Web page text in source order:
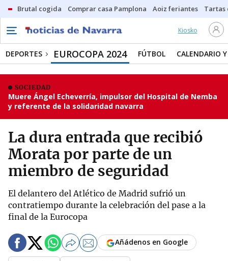
Brutal cogida Comprar casa Pamplona Aoiz feriantes Tartas
Kiosko
DEPORTES EUROCOPA 2024 FÚTBOL CALENDARIO
SOCIEDAD
Muere Ángel Echeverría, impulsor del Hospital de Nemba
y referente de la solidaridad navarra
La dura entrada que recibió
Morata por parte de un
miembro de seguridad
El delantero del Atlético de Madrid sufrió un
contratiempo durante la celebración del pase a la
final de la Eurocopa
Añádenos en Google